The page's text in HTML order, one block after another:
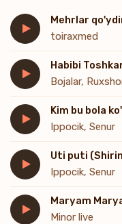
toiraxmed
Habibi
Bojalar,
Kim bu bola
Ippocik, Senur
Uti puti
Ippocik, Senur
Minor live